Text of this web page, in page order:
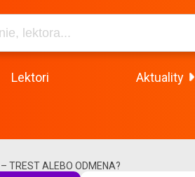
Lektori Aktuality
TREST ALEBO ODMENA?